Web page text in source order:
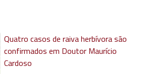
Quatro casos de raiva herbívora são
confirmados em Doutor Maurício
Cardoso